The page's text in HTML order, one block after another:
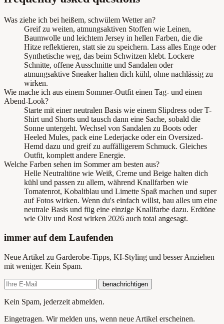
Was ziehe ich bei heißem, schwülem Wetter an?
Greif zu weiten, atmungsaktiven Stoffen wie Leinen,
Baumwolle und leichtem Jersey in hellen Farben, die die
Hitze reflektieren, statt sie zu speichern. Lass alles Enge oder
Synthetische weg, das beim Schwitzen klebt. Lockere
Schnitte, offene Ausschnitte und Sandalen oder
atmungsaktive Sneaker halten dich kühl, ohne nachlässig zu
wirken.
Wie mache ich aus einem Sommer-Outfit einen Tag- und einen
Abend-Look?
Starte mit einer neutralen Basis wie einem Slipdress oder T-
Shirt und Shorts und tausch dann eine Sache, sobald die
Sonne untergeht. Wechsel von Sandalen zu Boots oder
Heeled Mules, pack eine Lederjacke oder ein Oversized-
Hemd dazu und greif zu auffälligerem Schmuck. Gleiches
Outfit, komplett andere Energie.
Welche Farben sehen im Sommer am besten aus?
Helle Neutraltöne wie Weiß, Creme und Beige halten dich
kühl und passen zu allem, während Knallfarben wie
Tomatenrot, Kobaltblau und Limette Spaß machen und super
auf Fotos wirken. Wenn du's einfach willst, bau alles um eine
neutrale Basis und füg eine einzige Knallfarbe dazu. Erdtöne
wie Oliv und Rost wirken 2026 auch total angesagt.
immer auf dem Laufenden
Neue Artikel zu Garderobe-Tipps, KI-Styling und besser Anziehen
mit weniger. Kein Spam.
benachrichtigen
Kein Spam, jederzeit abmelden.
Eingetragen. Wir melden uns, wenn neue Artikel erscheinen.